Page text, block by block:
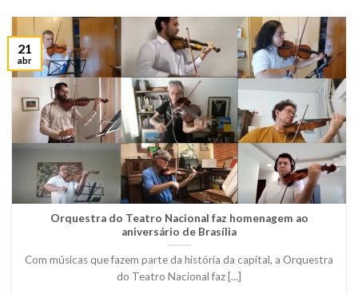
Orquestra do Teatro Nacional faz homenagem ao
aniversário de Brasília
Com músicas que fazem parte da história da capital, a Orquestra
do Teatro Nacional faz [...]
21
abr